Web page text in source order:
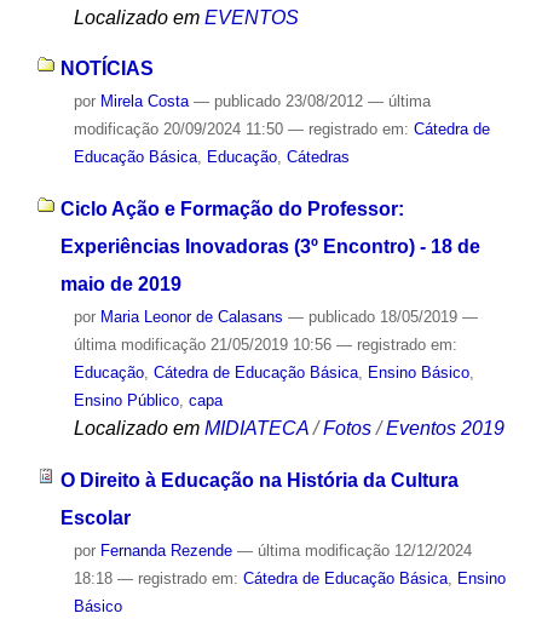
Localizado em EVENTOS
NOTÍCIAS
por Mirela Costa — publicado23/08/2012 — última
modificação20/09/2024 11:50 — registrado em: Cátedra de
Educação Básica, Educação, Cátedras
Ciclo Ação e Formação do Professor:
Experiências Inovadoras (3º Encontro) - 18 de
maio de 2019
por Maria Leonor de Calasans — publicado18/05/2019 —
última modificação21/05/2019 10:56 — registrado em:
Educação, Cátedra de Educação Básica, Ensino Básico,
Ensino Público, capa
Localizado em MIDIATECA /Fotos /Eventos 2019
O Direito à Educação na História da Cultura
Escolar
por Fernanda Rezende — última modificação12/12/2024
18:18 — registrado em: Cátedra de Educação Básica,
Ensino
Básico